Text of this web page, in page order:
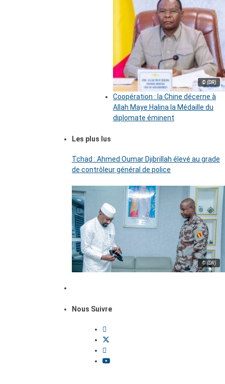
© (DR)
Coopération : la Chine décerne à
Allah Maye Halina la Médaille du
diplomate éminent
Les plus lus
Tchad : Ahmed Oumar Djibrillah élevé au grade
de contrôleur général de police
© (DR)
Nous Suivre